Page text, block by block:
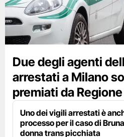
Due degli agenti
arrestati a Milano
premiati da
Uno dei vigili arrestati è
processo per il caso di
donna trans picchiata